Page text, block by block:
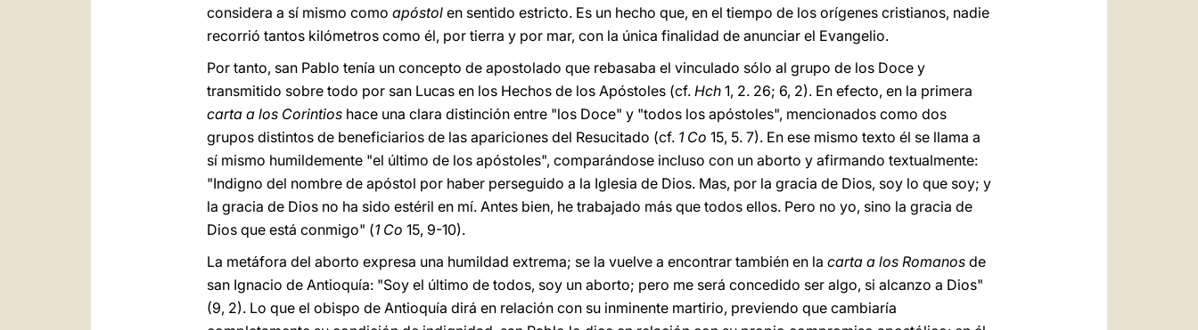
considera a sí mismo como apóstol en sentido estricto. Es un hecho que, en el tiempo de los orígenes cristianos, nadie
recorrió tantos kilómetros como él, por tierra y por mar, con la única finalidad de anunciar el Evangelio.
Por tanto, san Pablo tenía un concepto de apostolado que rebasaba el vinculado sólo al grupo de los Doce y
transmitido sobre todo por san Lucas en los Hechos de los Apóstoles (cf. Hch 1, 2. 26; 6, 2). En efecto, en la primera
carta a los Corintios hace una clara distinción entre "los Doce" y "todos los apóstoles", mencionados como dos
grupos distintos de beneficiarios de las apariciones del Resucitado (cf. 1 Co 15, 5. 7). En ese mismo texto él se llama a
sí mismo humildemente "el último de los apóstoles", comparándose incluso con un aborto y afirmando textualmente:
"Indigno del nombre de apóstol por haber perseguido a la Iglesia de Dios. Mas, por la gracia de Dios, soy lo que soy; y
la gracia de Dios no ha sido estéril en mí. Antes bien, he trabajado más que todos ellos. Pero no yo, sino la gracia de
Dios que está conmigo" (1 Co 15, 9-10).
La metáfora del aborto expresa una humildad extrema; se la vuelve a encontrar también en la carta a los Romanos de
san Ignacio de Antioquía: "Soy el último de todos, soy un aborto; pero me será concedido ser algo, si alcanzo a Dios"
(9, 2). Lo que el obispo de Antioquía dirá en relación con su inminente martirio, previendo que cambiaría